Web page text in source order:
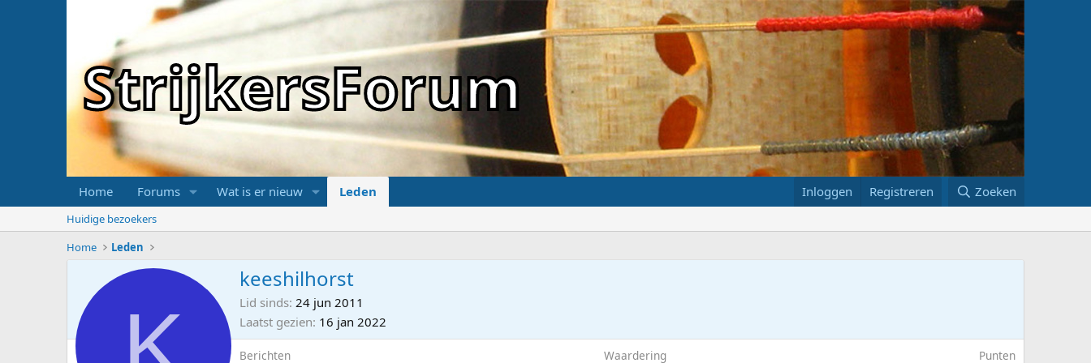
StrijkersForum
Home Forums Wat is er nieuw Leden Inloggen Registreren Zoeken
Huidige bezoekers
Home
Leden
keeshilhorst
Lid sinds 24 jun 2011
Laatst gezien 16 jan 2022
Berichten Waardering Punten